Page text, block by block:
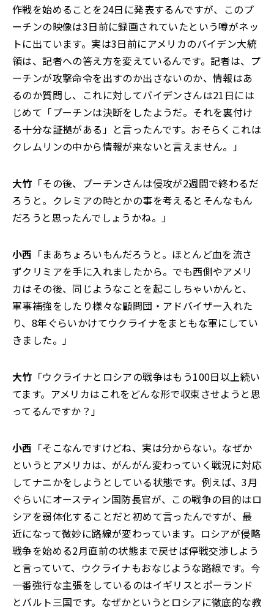
作戦を始めることを24日に発表するんですが、このプ
ーチンの映像は3日前に録画されていたという噂がネッ
トに出ています。実は3日前にアメリカのバイデン大統
領は、記者への答え方を変えているんです。記者は、プ
ーチンが攻撃命令を出すのか出さないのか、情報はあ
るのか質問し、これに対してバイデンさんは21日には
じめて「プーチンは決断をしたようだ。それを裏付け
る十分な証拠がある」と言ったんです。おそらくこれは
クレムリンの中から情報が来ないと言えません。」
大竹 「その後、プーチンさんは侵攻が2週間で終わるだ
ろうと。クレミアの時とかの事を考えるとそんなもん
だろうと思ったんでしょうかね。」
小西 「まあちょろいもんだろうと。ほとんど血を流さ
ずクリミアを手に入れましたから。でも西側やアメリ
カはその後、同じようなことを起こしちゃいかんと、
軍事補強をしたり様々な顧問団・アドバイザー入れた
り、8年ぐらいかけてウクライナをまともな軍にしてい
きました。」
大竹 「ウクライナとロシアの戦争はもう100日以上続い
てます。アメリカはこれをどんな形で収束させようと思
ってるんですか？」
小西 「そこなんですけどね、実は分からない。なぜか
というとアメリカは、がんがん変わっていく戦況に対応
してナニかをしようとしている状態です。例えば、3月
ぐらいにオースティン国防長官が、この戦争の目的はロ
シアを弱体化することだと初めて言ったんですが、最
近になって微妙に路線が変わっています。ロシアが侵略
戦争を始める2月直前の状態まで戻せば停戦交渉しよう
と言っていて、ウクライナもおなじような路線です。今
一番強行な主張をしているのはイギリスとポーランド
とバルト三国です。なぜかというとロシアに徹底的な教